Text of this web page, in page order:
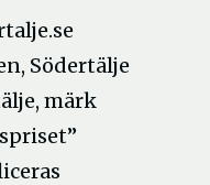
Södertälje
märk